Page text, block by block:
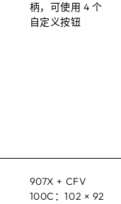
柄，可使用 4 个
自定义按钮
907X + CFV
100C：102 × 92